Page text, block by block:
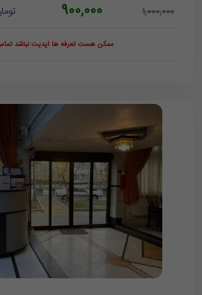
1,000,000
900,000
ممکن هست تعرفه ها آپدیت نباشد